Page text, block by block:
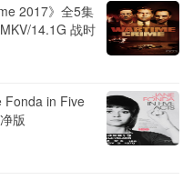
2017》全5集
14.1G 战时
Fonda in Five
版